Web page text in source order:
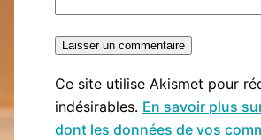
Ce site utilise Akismet pour
indésirables. En savoir plus
dont les données de vos